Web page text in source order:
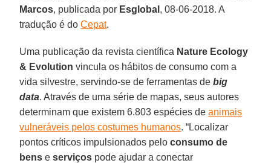
Marcos, publicada por Esglobal , 08-06-2018. A
tradução é doCepat.
Uma publicação da revista científica Nature Ecology
& Evolution vincula os hábitos de consumo com a
vida silvestre, servindo-se de ferramentas debig
data. Através de uma série de mapas, seus autores
determinam que existem 6.803 espécies deanimais
vulneráveis pelos costumes humanos. “Localizar
pontos críticos impulsionados pelo consumo de
bense serviços pode ajudar a conectar